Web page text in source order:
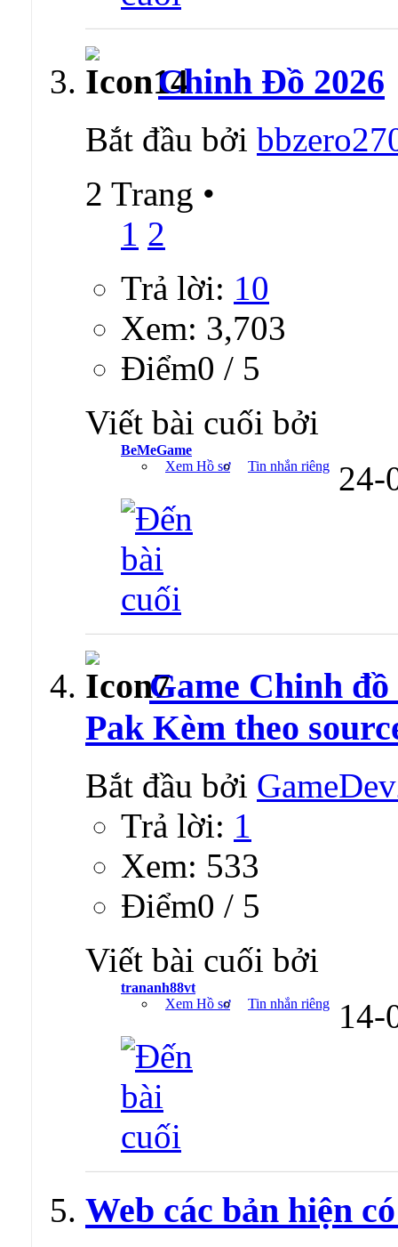
Chinh Đồ 2026
Bắt đầu bởi
2 Trang •
1 2
Trả lời: 10
Xem: 3,703
Ðiểm0 / 5
Viết bài cuối bởi
BeMeGame
Xem Hồ sơ
Tin nhắn riêng 24-
Game Chinh
Pak Kèm theo
Bắt đầu bởi
Trả lời: 1
Xem: 533
Ðiểm0 / 5
Viết bài cuối bởi
trananh88vt
Xem Hồ sơ
Tin nhắn riêng
Web các bản hiện